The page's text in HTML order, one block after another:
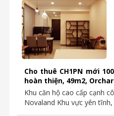
Cho thuê CH1PN mới
hoàn thiện, 49m2,
Khu căn hộ cao cấp cạnh
Novaland Khu vực yên